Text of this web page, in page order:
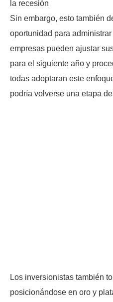
la recesión
Sin embargo, esto también
oportunidad para
empresas pueden ajustar
para el siguiente año y
todas adoptaran este
podría volverse una etapa
Los inversionistas también
posicionándose en oro y